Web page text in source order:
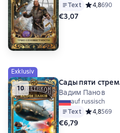
Text Средний
4,8690
€3,07
Exklusiv
10
Сады пяти
Вадим Панов
auf russisch
Text Средний
4,8569
€6,79